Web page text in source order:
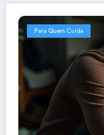
Para Quem Cuida